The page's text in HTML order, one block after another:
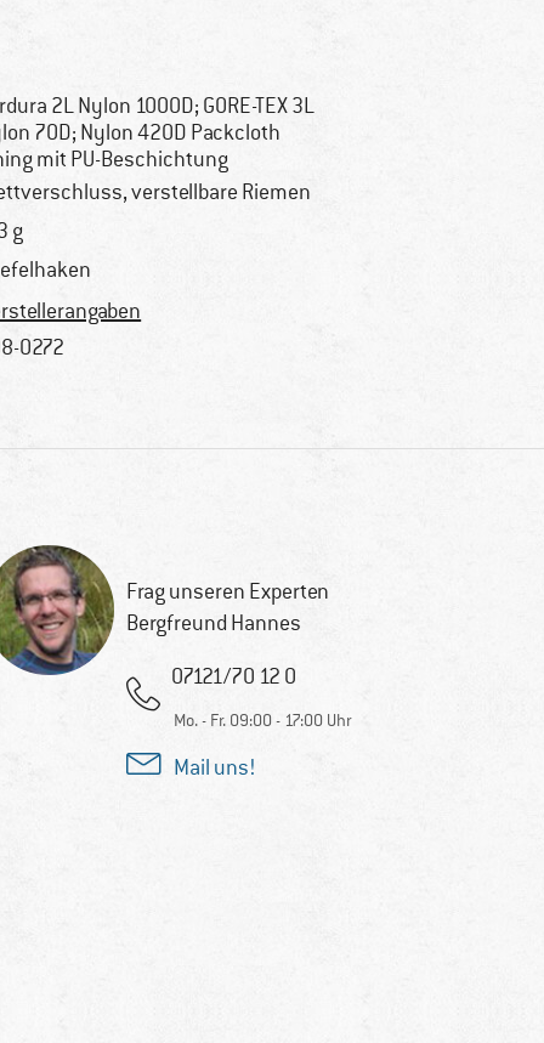
2L Nylon 1000D; GORE-TEX 3L
70D; Nylon 420D Packcloth
mit PU-Beschichtung
verstellbare Riemen
g
0272
Frag unseren Experten
Bergfreund Hannes
07121/70 12 0
Mo. - Fr. 09:00 - 17:00 Uhr
Mail uns!